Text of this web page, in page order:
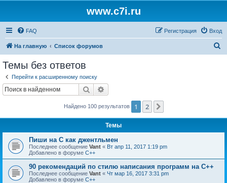
www.c7i.ru
FAQ Вход
Регистрация
На главную Список форумов
Темы без ответов
Перейти к расширенному поиску
Поиск
Найдено 100 результатов 1 2
Темы
Пиши на C как джентльмен
Последнее сообщение Vant « Вт апр 11, 2017 1:19 pm
Добавлено в форуме C++
90 рекомендаций по стилю написания программ на C++
Последнее сообщение Vant « Чт мар 16, 2017 3:31 pm
Добавлено в форуме C++